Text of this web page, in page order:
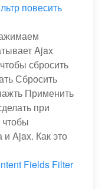
повесить
Ajax
сбросить
Сбросить
Применить
при
Ajax. Как это
Fields Filter